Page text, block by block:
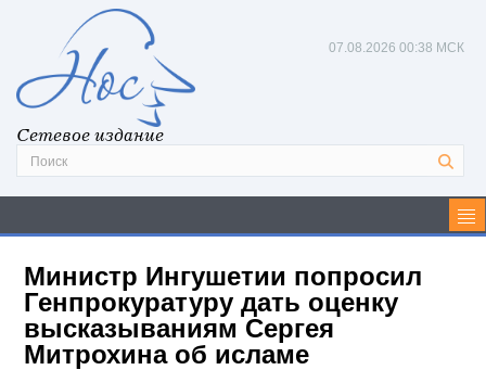
Сетевое издание
07.08.2026 00:38 МСК
Министр Ингушетии попросил
Генпрокуратуру дать оценку
высказываниям Сергея
Митрохина об исламе